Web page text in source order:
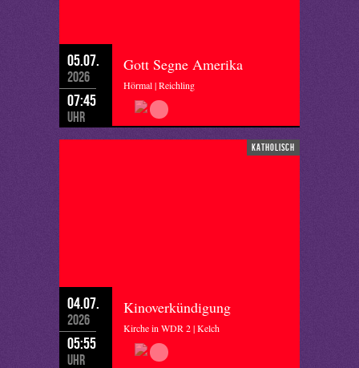
05.07.
2026
07:45
Uhr
Gott Segne Amerika
Hörmal | Reichling
katholisch
04.07.
2026
05:55
Uhr
Kinoverkündigung
Kirche in WDR 2 | Kelch